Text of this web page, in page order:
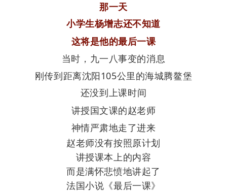
那一天
小学生杨增志还不知道
这将是他的最后一课
当时，九一八事变的消息
刚传到距离沈阳105公里的海城腾鳌堡
还没到上课时间
讲授国文课的赵老师
神情严肃地走了进来
赵老师没有按照原计划
讲授课本上的内容
而是满怀悲愤地讲起了
法国小说《最后一课》